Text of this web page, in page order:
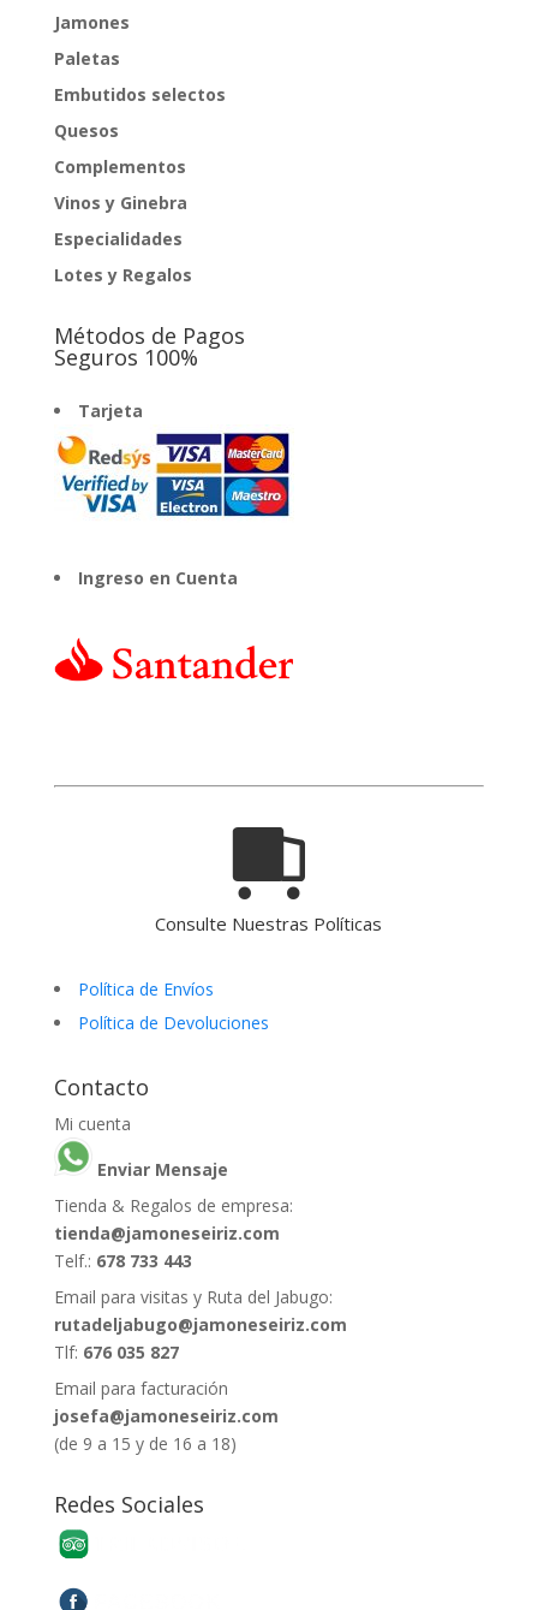
Jamones
Paletas
Embutidos selectos
Quesos
Complementos
Vinos y Ginebra
Especialidades
Lotes y Regalos
Métodos de Pagos
Seguros 100%
Tarjeta
Ingreso en Cuenta
Consulte Nuestras Políticas
Política de Envíos
Política de Devoluciones
Contacto
Mi cuenta
Enviar Mensaje
Tienda & Regalos de empresa:
tienda@jamoneseiriz.com
Telf.: 678 733 443
Email para visitas y Ruta del Jabugo:
rutadeljabugo@jamoneseiriz.com
Tlf: 676 035 827
Email para facturación
josefa@jamoneseiriz.com
(de 9 a 15 y de 16 a 18)
Redes Sociales